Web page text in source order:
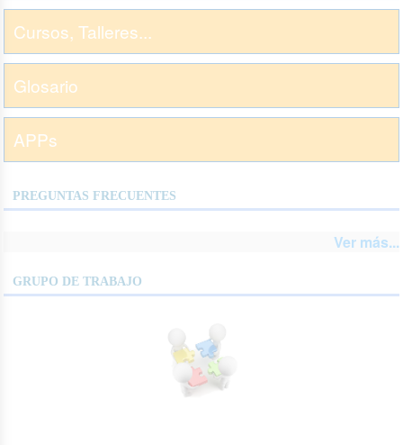
Cursos, Talleres...
Glosario
APPs
PREGUNTAS FRECUENTES
Ver más...
GRUPO DE TRABAJO